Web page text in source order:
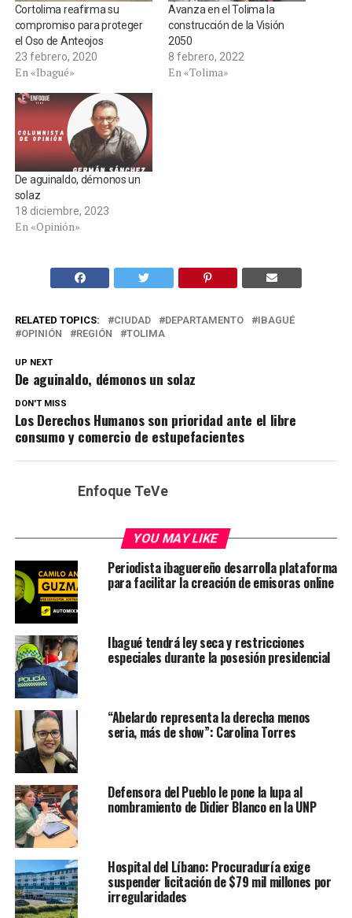
Cortolima reafirma su
compromiso para proteger
el Oso de Anteojos
23 febrero, 2020
En «Ibagué»
Avanza en el Tolima la
construcción de la Visión
2050
8 febrero, 2022
En «Tolima»
De aguinaldo, démonos un
solaz
18 diciembre, 2023
En «Opinión»
RELATED TOPICS: CIUDAD DEPARTAMENTO
IBAGUÉ
OPINIÓN
REGIÓN TOLIMA
UP NEXT
De aguinaldo, démonos un solaz
DON'T MISS
Los Derechos Humanos son prioridad ante el libre
consumo y comercio de estupefacientes
Enfoque TeVe
YOU MAY LIKE
Periodista ibaguereño desarrolla plataforma
para facilitar la creación de emisoras online
Ibagué tendrá ley seca y restricciones
especiales durante la posesión presidencial
“Abelardo representa la derecha menos
seria, más de show”: Carolina Torres
Defensora del Pueblo le pone la lupa al
nombramiento de Didier Blanco en la UNP
Hospital del Líbano: Procuraduría exige
suspender licitación de $79 mil millones por
irregularidades